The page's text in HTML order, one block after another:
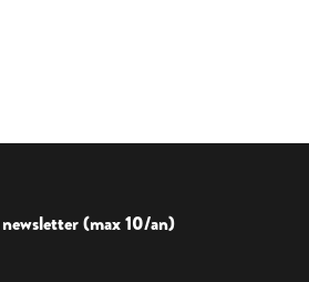
newsletter (max 10/an)